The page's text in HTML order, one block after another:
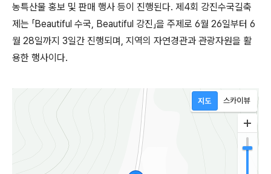
농특산물 홍보 및 판매 행사 등이 진행된다. 제4회 강진수국길축
제는 「Beautiful 수국, Beautiful 강진」을 주제로 6월 26일부터 6
월 28일까지 3일간 진행되며, 지역의 자연경관과 관광자원을 활
용한 행사이다.